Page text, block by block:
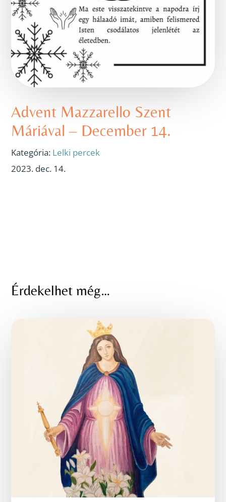
Advent Mazzarello Szent
Máriával – December 14.
Kategória: Lelki percek
2023. dec. 14.
Érdekelhet még…